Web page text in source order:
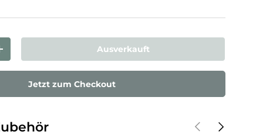
laden
erhöhen Ausverkauft
Jetzt zum Checkout
VorherigeNächste